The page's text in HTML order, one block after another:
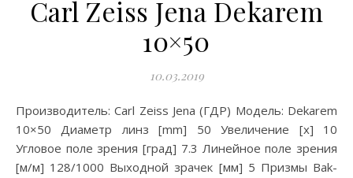
Carl Zeiss Jena Dekarem
10×50
10.03.2019
Производитель: Carl Zeiss Jena (ГДР) Модель: Dekarem
10×50 Диаметр линз [mm] 50 Увеличение [x] 10
Угловое поле зрения [град] 7.3 Линейное поле зрения
[м/м] 128/1000 Выходной зрачек [мм] 5 Призмы Bak-